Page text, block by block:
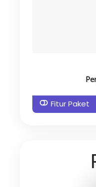
Fitur Paket